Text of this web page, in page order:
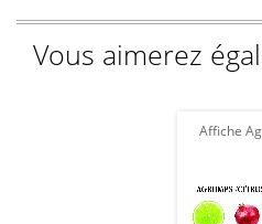
Vous aimerez
Affiche